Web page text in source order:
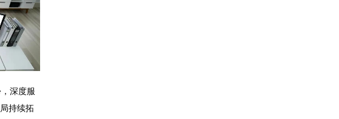
深度服
持续拓